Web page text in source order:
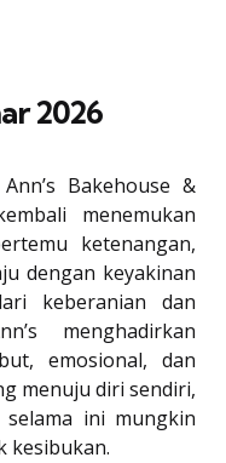
2026
Bakehouse &
menemukan
ketenangan,
dengan keyakinan
keberanian dan
menghadirkan
emosional, dan
menuju diri sendiri,
ini mungkin
kesibukan.